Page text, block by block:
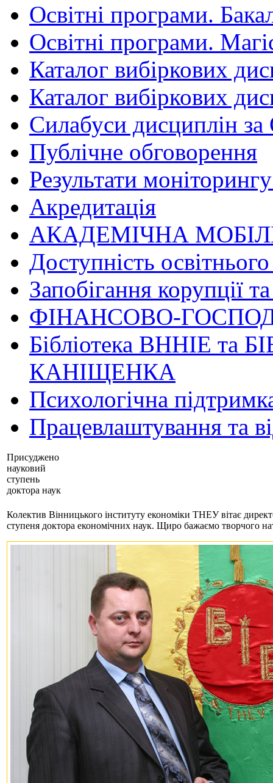
Освітні програми.
Освітні програми.
Каталог вибіркових
Каталог вибіркових
Силабуси дисциплін
Публічне обговорення
Результати
Акредитація
АКАДЕМІЧНА
Доступність
Запобігання корупції
ФІНАНСОВО-
Бібліотека ВННІЕ та
КАНІЩЕНКА
Психологічна
Працевлаштування та
Присуджено
науковий
ступень
доктора наук
Колектив Вінницького інституту економіки ТНЕУ вітає
ступеня доктора економічних наук. Щиро бажаємо творчого